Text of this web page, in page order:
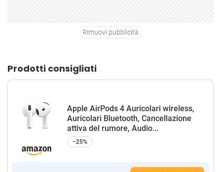
Rimuovi pubblicità
Prodotti consigliati
Apple AirPods 4 Auricolari wireless,
Auricolari Bluetooth, Cancellazione
attiva del rumore, Audio...
−25%